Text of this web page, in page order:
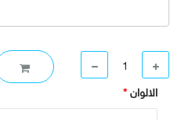
الالوان*